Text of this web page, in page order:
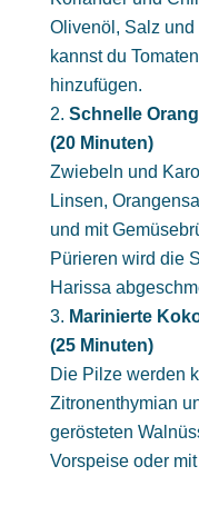
Olivenöl, Salz und
kannst du
hinzufügen.
Schnelle
(20 Minuten)
Zwiebeln und
Linsen,
und mit
Pürieren wird die
Harissa
Marinierte
(25 Minuten)
Die Pilze werden
Zitronenthymian
gerösteten
Vorspeise oder